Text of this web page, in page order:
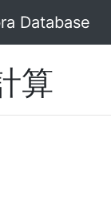
Database
算